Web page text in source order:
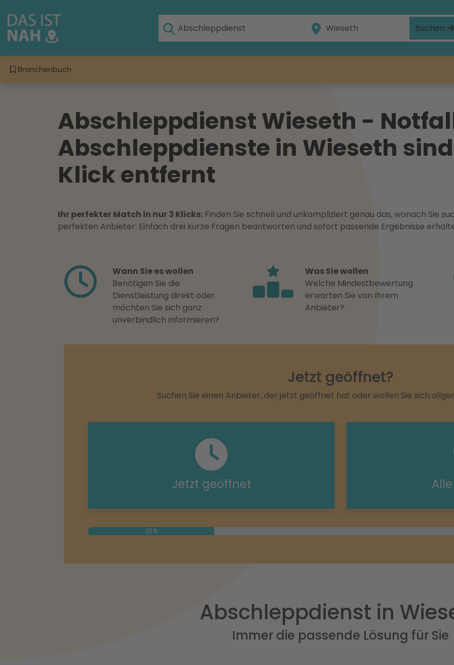
Suchen
Branchenbuch
Abschleppdienst Wieseth -
Abschleppdienste in Wieseth
Klick entfernt
Ihr perfekter Match in nur 3 Klicks: Finden Sie schnell und unkompliziert genau das, wonach Sie
perfekten Anbieter: Einfach drei kurze Fragen beantworten und sofort passende Ergebnisse
Wann Sie es wollen
Benötigen Sie die
Dienstleistung direkt oder
möchten Sie sich ganz
unverbindlich informieren?
Was Sie wollen
Welche Mindestbewertung
erwarten Sie von Ihrem
Anbieter?
Jetzt geöffnet?
Suchen Sie einen Anbieter, der jetzt geöffnet hat oder wollen Sie sich
Jetzt geöffnet
25%
Abschleppdienst in
Immer die passende Lösung für Sie